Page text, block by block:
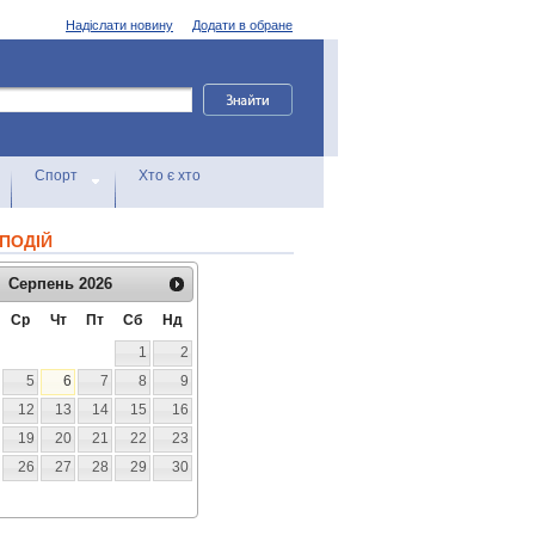
Додати в обране
Надіслати новину
Спорт Хто є хто
Серпень 2026
Ср Чт Пт Сб
Нд
1
2
5 6 7 8
9
12 13 14 15
16
19 20 21 22
23
26 27 28 29
30